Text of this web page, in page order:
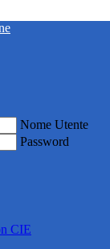
Nome Utente
Password
CIE